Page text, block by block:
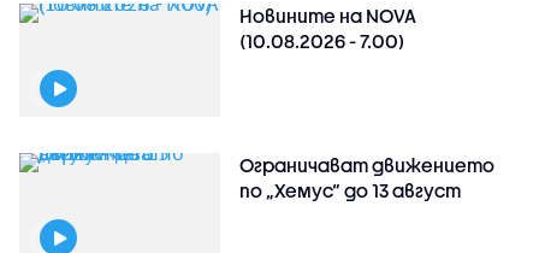
Новините на NOVA
(10.08.2026 - 7.00)
Ограничават движението
по „Хемус“ до 13 август